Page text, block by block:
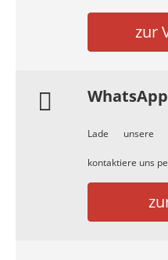
zur
WhatsApp
Lade unsere
kontaktiere uns